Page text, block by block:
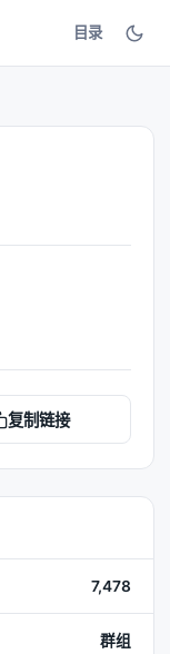
目录
复制链接
7,478
群组